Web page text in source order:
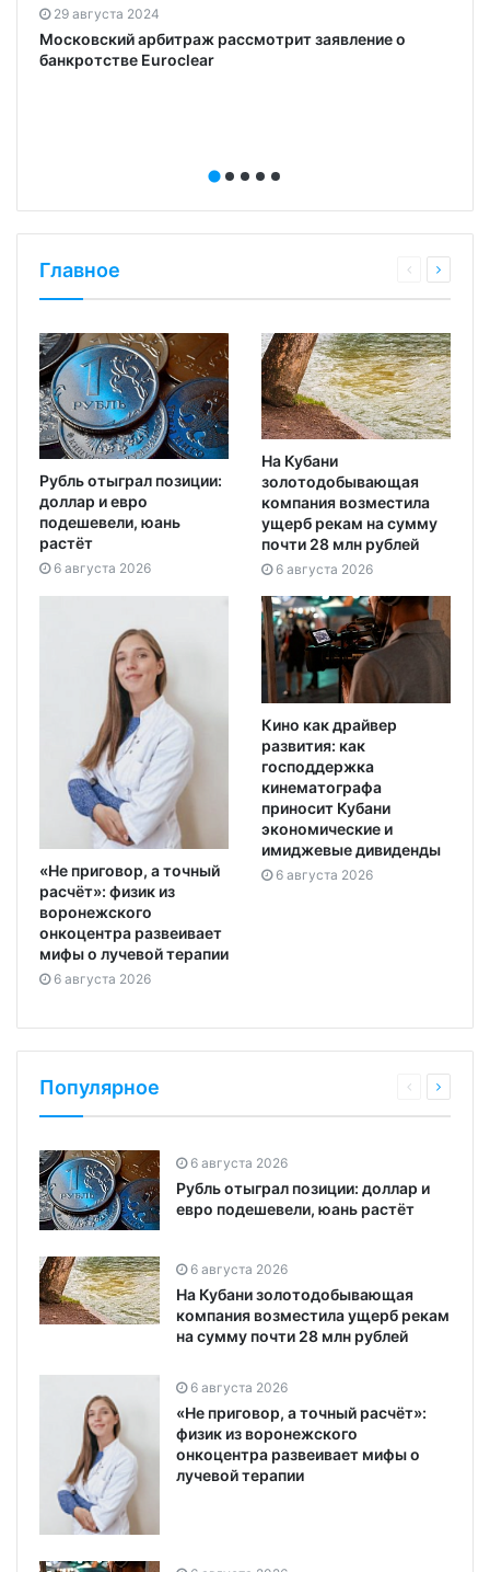
29 августа 2024
Московский арбитраж рассмотрит заявление о
банкротстве Euroclear
Главное
Рубль отыграл позиции:
доллар и евро
подешевели, юань
растёт
6 августа 2026
На Кубани
золотодобывающая
компания возместила
ущерб рекам на сумму
почти 28 млн рублей
6 августа 2026
«Не приговор, а точный
расчёт»: физик из
воронежского
онкоцентра развеивает
мифы о лучевой терапии
6 августа 2026
Кино как драйвер
развития: как
господдержка
кинематографа
приносит Кубани
экономические и
имиджевые дивиденды
6 августа 2026
Популярное
6 августа 2026
Рубль отыграл позиции: доллар и
евро подешевели, юань растёт
6 августа 2026
На Кубани золотодобывающая
компания возместила ущерб рекам
на сумму почти 28 млн рублей
6 августа 2026
«Не приговор, а точный расчёт»:
физик из воронежского
онкоцентра развеивает мифы о
лучевой терапии